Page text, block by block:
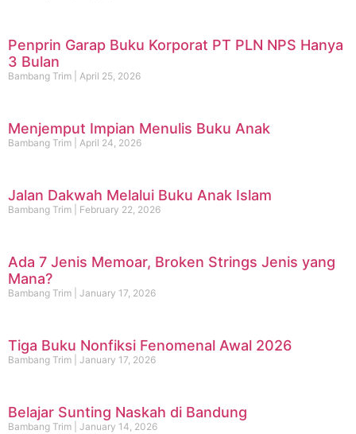
Penprin Garap Buku Korporat PT PLN NPS Hanya
3 Bulan
Bambang Trim April 25, 2026
Menjemput Impian Menulis Buku Anak
Bambang Trim April 24, 2026
Jalan Dakwah Melalui Buku Anak Islam
Bambang Trim February 22, 2026
Ada 7 Jenis Memoar, Broken Strings Jenis yang
Mana?
Bambang Trim January 17, 2026
Tiga Buku Nonfiksi Fenomenal Awal 2026
Bambang Trim January 17, 2026
Belajar Sunting Naskah di Bandung
Bambang Trim January 14, 2026